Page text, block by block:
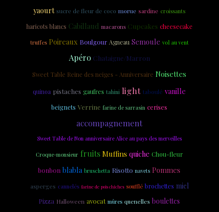
yaourt sucre de fleur de coco morue sardine croissants
haricots blancs Cabillaud macarons Cupcakes cheesecake
truffes Poireaux Boulgour Agneau Semoule vol au vent
Apéro Chataigne/Marron
Sweet Table Reine des neiges - Anniversaire Noisettes
quinoa pistaches gaufres tahini light taboulé vanille
beignets Verrine farine de sarrasin cerises
accompagnement
Sweet Table de Non anniversaire Alice au pays des merveilles
Croque-monsieur fruits Muffins quiche Chou-fleur
bonbon blabla bruschetta Risotto navets Pommes
asperges cannelés farine de pois chiches soufflé brochettes miel
Pizza Halloween avocat mûres quenelles boulettes